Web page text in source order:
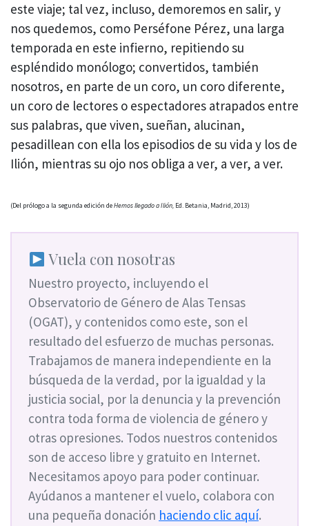
este viaje; tal vez, incluso, demoremos en salir, y
nos quedemos, como Perséfone Pérez, una larga
temporada en este infierno, repitiendo su
espléndido monólogo; convertidos, también
nosotros, en parte de un coro, un coro diferente,
un coro de lectores o espectadores atrapados entre
sus palabras, que viven, sueñan, alucinan,
pesadillean con ella los episodios de su vida y los de
Ilión, mientras su ojo nos obliga a ver, a ver, a ver.
(Del prólogo a la segunda edición deHemos llegado a Ilión, Ed. Betania, Madrid, 2013)
Vuela con nosotras
Nuestro proyecto, incluyendo el
Observatorio de Género de Alas Tensas
(OGAT), y contenidos como este, son el
resultado del esfuerzo de muchas personas.
Trabajamos de manera independiente en la
búsqueda de la verdad, por la igualdad y la
justicia social, por la denuncia y la prevención
contra toda forma de violencia de género y
otras opresiones. Todos nuestros contenidos
son de acceso libre y gratuito en Internet.
Necesitamos apoyo para poder continuar.
Ayúdanos a mantener el vuelo, colabora con
una pequeña donación haciendo clic aquí.